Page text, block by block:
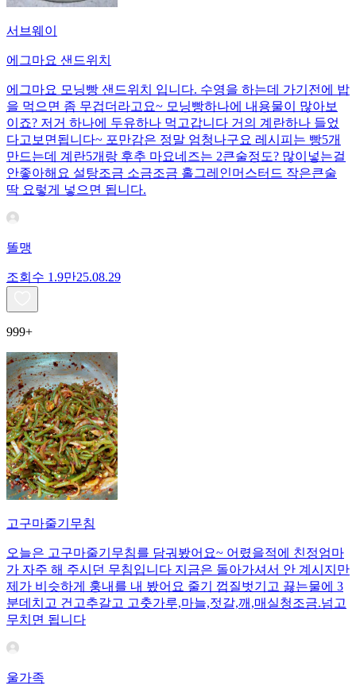
서브웨이
에그마요 샌드위치
에그마요 모닝빵 샌드위치 입니다. 수영을 하는데 가기전에 밥
을 먹으면 좀 무겁더라고요~ 모닝빵하나에 내용물이 많아보
이죠? 저거 하나에 두유하나 먹고갑니다 거의 계란하나 들었
다고보면됩니다~ 포만감은 정말 엄청나구요 레시피는 빵5개
만드는데 계란5개랑 후추 마요네즈는 2큰술정도? 많이넣는걸
안좋아해요 설탕조금 소금조금 홀그레인머스터드 작은큰술
딱 요렇게 넣으면 됩니다.
똘맹
조회수 1.9만25.08.29
999+
고구마줄기무침
오늘은 고구마줄기무침를 담궈봤어요~ 어렸을적에 친정엄마
가 자주 해 주시던 무침입니다 지금은 돌아가셔서 안 계시지만
제가 비슷하게 훙내를 내 봤어요 줄기 껍질벗기고 끓는물에 3
분데치고 건고추갈고 고춧가루,마늘,젓갈,깨,매실청조금.넘고
무치면 됩니다
울가족